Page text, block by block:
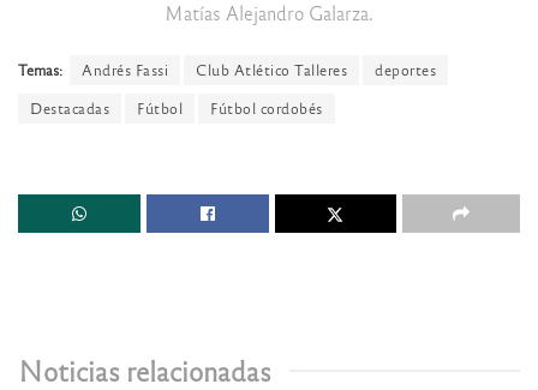
Matías Alejandro Galarza.
Temas: Andrés Fassi Club Atlético Talleres
deportes
Destacadas
Fútbol Fútbol cordobés
Noticias relacionadas